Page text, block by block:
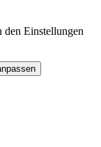
Einstellungen